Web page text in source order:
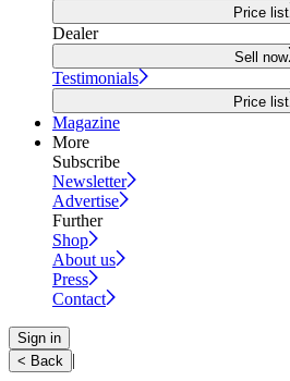
Price list
Dealer
Sell now
Testimonials
Price list
Magazine
More
Subscribe
Newsletter
Advertise
Further
Shop
About us
Press
Contact
Sign in
< Back |